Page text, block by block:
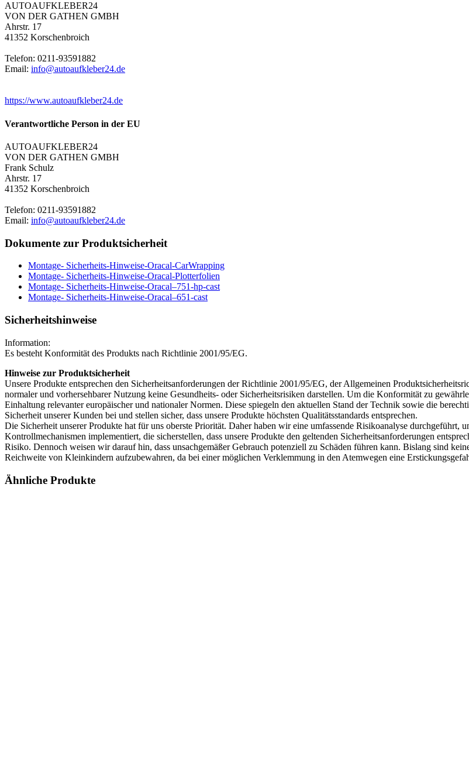
AUTOAUFKLEBER24
VON DER GATHEN GMBH
Ahrstr. 17
41352 Korschenbroich
Telefon: 0211-93591882
Email: info@autoaufkleber24.de
https://www.autoaufkleber24.de
Verantwortliche Person in der EU
AUTOAUFKLEBER24
VON DER GATHEN GMBH
Frank Schulz
Ahrstr. 17
41352 Korschenbroich
Telefon: 0211-93591882
Email: info@autoaufkleber24.de
Dokumente zur Produktsicherheit
Montage- Sicherheits-Hinweise-Oracal-CarWrapping
Montage- Sicherheits-Hinweise-Oracal-Plotterfolien
Montage- Sicherheits-Hinweise-Oracal–751-hp-cast
Montage- Sicherheits-Hinweise-Oracal–651-cast
Sicherheitshinweise
Information:
Es besteht Konformität des Produkts nach Richtlinie 2001/95/EG.
Hinweise zur Produktsicherheit
Unsere Produkte entsprechen den Sicherheitsanforderungen der Richtlinie 2001/95/EG, der Allgemeinen
normaler und vorhersehbarer Nutzung keine Gesundheits- oder Sicherheitsrisiken darstellen. Um die Konformität zu
Einhaltung relevanter europäischer und nationaler Normen. Diese spiegeln den aktuellen Stand der Technik sowie die
Sicherheit unserer Kunden bei und stellen sicher, dass unsere Produkte höchsten Qualitätsstandards entsprechen.
Die Sicherheit unserer Produkte hat für uns oberste Priorität. Daher haben wir eine umfassende Risikoanalyse durchgeführt,
Kontrollmechanismen implementiert, die sicherstellen, dass unsere Produkte den geltenden Sicherheitsanforderungen
Risiko. Dennoch weisen wir darauf hin, dass unsachgemäßer Gebrauch potenziell zu Schäden führen kann. Bislang sind
Reichweite von Kleinkindern aufzubewahren, da bei einer möglichen Verklemmung in den Atemwegen eine
Ähnliche Produkte